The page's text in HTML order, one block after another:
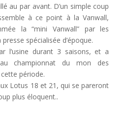
au par avant. D’un simple coup
à ce point à la Vanwall,
la “mini Vanwall” par les
spécialisée d’époque.
l’usine durant 3 saisons, et a
championnat du mon des
période.
Lotus 18 et 21, qui se pareront
plus éloquent..